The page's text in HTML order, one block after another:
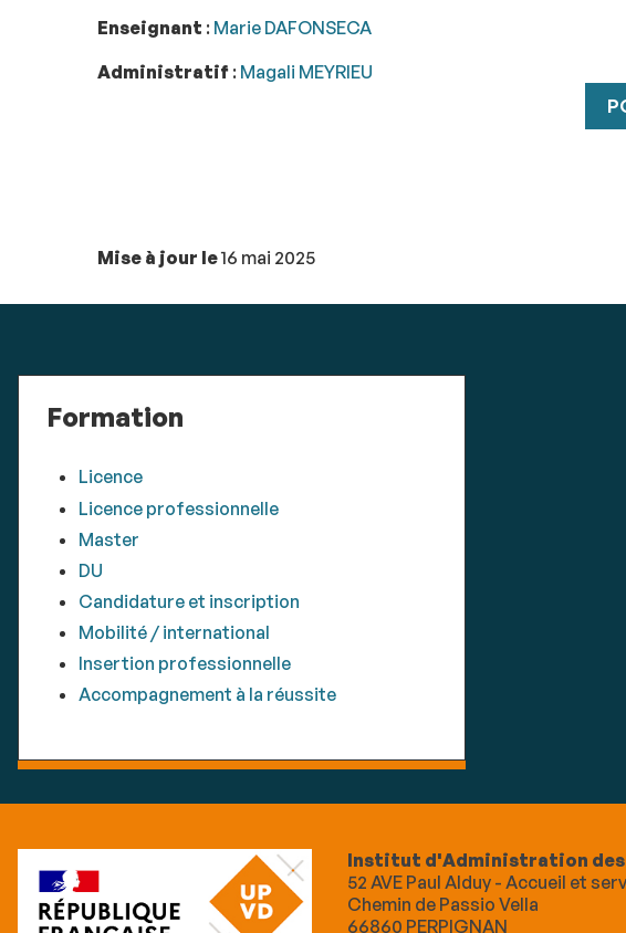
Enseignant : Marie DAFONSECA
Administratif : Magali MEYRIEU
Mise à jour le16 mai 2025
Formation
Licence
Licence professionnelle
Master
DU
Candidature et inscription
Mobilité / international
Insertion professionnelle
Accompagnement à la réussite
Institut d'Administration des
52 AVE Paul Alduy - Accueil et
Chemin de Passio Vella
66860 PERPIGNAN